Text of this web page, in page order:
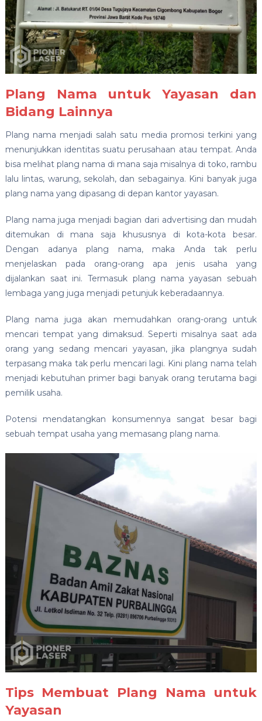
Plang Nama untuk Yayasan dan
Bidang Lainnya
Plang nama menjadi salah satu media promosi terkini yang
menunjukkan identitas suatu perusahaan atau tempat. Anda
bisa melihat plang nama di mana saja misalnya di toko, rambu
lalu lintas, warung, sekolah, dan sebagainya. Kini banyak juga
plang nama yang dipasang di depan kantor yayasan.
Plang nama juga menjadi bagian dari advertising dan mudah
ditemukan di mana saja khususnya di kota-kota besar.
Dengan adanya plang nama, maka Anda tak perlu
menjelaskan pada orang-orang apa jenis usaha yang
dijalankan saat ini. Termasuk plang nama yayasan sebuah
lembaga yang juga menjadi petunjuk keberadaannya.
Plang nama juga akan memudahkan orang-orang untuk
mencari tempat yang dimaksud. Seperti misalnya saat ada
orang yang sedang mencari yayasan, jika plangnya sudah
terpasang maka tak perlu mencari lagi. Kini plang nama telah
menjadi kebutuhan primer bagi banyak orang terutama bagi
pemilik usaha.
Potensi mendatangkan konsumennya sangat besar bagi
sebuah tempat usaha yang memasang plang nama.
Tips Membuat Plang Nama untuk
Yayasan